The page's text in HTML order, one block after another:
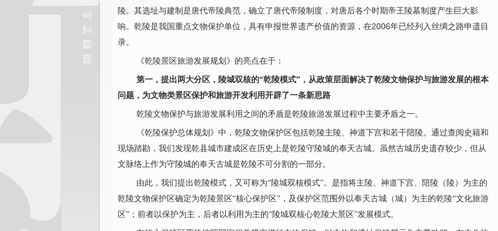
陵。其选址与建制是唐代帝陵典范，确立了唐代帝陵制度，对唐后各个时期帝王陵墓制度产生巨大影
响。乾陵是我国重点文物保护单位，具有申报世界遗产价值的资源，在2006年已经列入丝绸之路申遗目
录。
《乾陵景区旅游发展规划》的亮点在于：
第一，提出两大分区，陵城双核的“乾陵模式”，从政策层面解决了乾陵文物保护与旅游发展的根本
问题，为文物类景区保护和旅游开发利用开辟了一条新思路
乾陵文物保护与旅游发展利用之间的矛盾是乾陵旅游发展过程中主要矛盾之一。
《乾陵保护总体规划》中，乾陵文物保护区包括乾陵主陵、神道下宫和若干陪陵。通过查阅史籍和
现场踏勘，我们发现乾县城市建成区在历史上是乾陵守陵城的奉天古城。虽然古城历史遗存较少，但从
文脉络上作为守陵城的奉天古城是乾陵不可分割的一部分。
由此，我们提出乾陵模式，又可称为“陵城双核模式”。是指将主陵、神道下宫、陪陵（陵）为主的
乾陵文物保护区确定为乾陵景区“核心保护区”，及保护区范围外以奉天古城（城）为主的乾陵“文化旅游
区”；前者以保护为主，后者以利用为主的“陵城双核心乾陵大景区”发展模式。